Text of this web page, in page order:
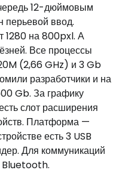
12-дюймовым
перьевой ввод.
1280 на 800pxl. А
Все процессы
(2,66 GHz) и 3 Gb
разработчики и на
Gb. За графику
слот расширения
Платформа —
есть 3 USB
Для коммуникаций
Bluetooth.